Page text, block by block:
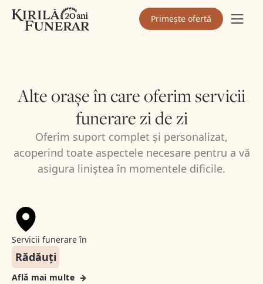
Primește ofertă
Alte orașe în care oferim servicii
funerare zi de zi
Oferim suport complet și personalizat,
acoperind toate aspectele necesare pentru a vă
asigura liniștea în momentele dificile.
Servicii funerare în
Rădăuți
Află mai multe